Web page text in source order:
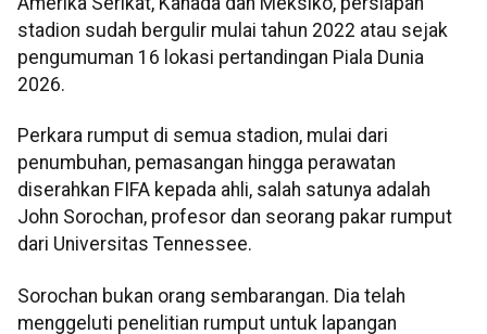
stadion sudah bergulir mulai tahun 2022 atau sejak
pengumuman 16 lokasi pertandingan Piala Dunia
2026.
Perkara rumput di semua stadion, mulai dari
penumbuhan, pemasangan hingga perawatan
diserahkan FIFA kepada ahli, salah satunya adalah
John Sorochan, profesor dan seorang pakar rumput
dari Universitas Tennessee.
Sorochan bukan orang sembarangan. Dia telah
menggeluti penelitian rumput untuk lapangan